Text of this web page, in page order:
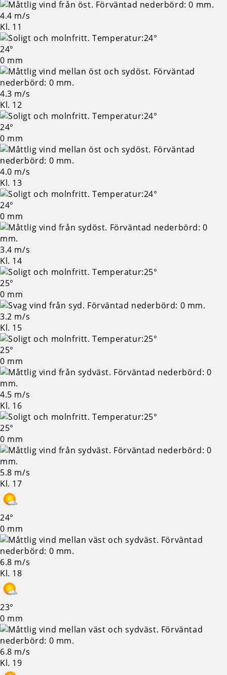
4.4 m/s
Kl. 11
24°
0 mm
4.3 m/s
Kl. 12
24°
0 mm
4.0 m/s
Kl. 13
24°
0 mm
3.4 m/s
Kl. 14
25°
0 mm
3.2 m/s
Kl. 15
25°
0 mm
4.5 m/s
Kl. 16
25°
0 mm
5.8 m/s
Kl. 17
24°
0 mm
6.8 m/s
Kl. 18
23°
0 mm
6.8 m/s
Kl. 19